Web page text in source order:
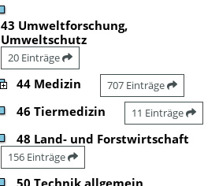
43 Umweltforschung,
Umweltschutz
20 Einträge
44 Medizin 707 Einträge
46 Tiermedizin 11 Einträge
48 Land- und Forstwirtschaft
156 Einträge
50 Technik allgemein